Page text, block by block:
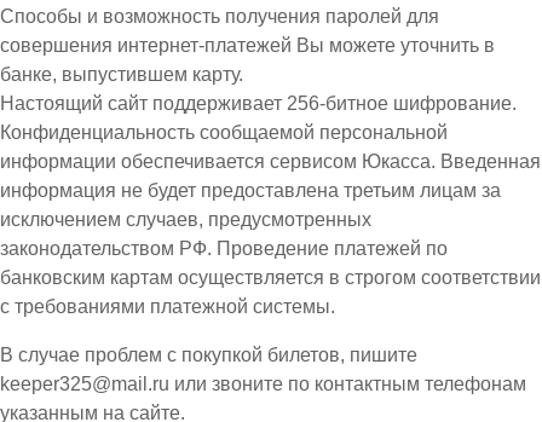
Способы и возможность получения паролей для
совершения интернет-платежей Вы можете уточнить в
банке, выпустившем карту.
Настоящий сайт поддерживает 256-битное шифрование.
Конфиденциальность сообщаемой персональной
информации обеспечивается сервисом Юкасса. Введенная
информация не будет предоставлена третьим лицам за
исключением случаев, предусмотренных
законодательством РФ. Проведение платежей по
банковским картам осуществляется в строгом соответствии
с требованиями платежной системы.
В случае проблем с покупкой билетов, пишите
keeper325@mail.ru или звоните по контактным телефонам
указанным на сайте.